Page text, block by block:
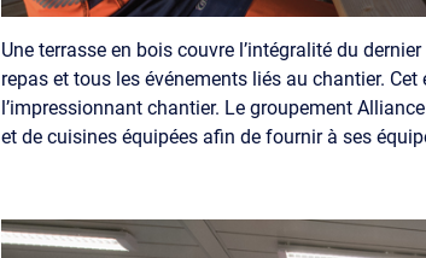
Une terrasse en bois couvre l’intégralité du
repas et tous les événements liés au chantier.
l’impressionnant chantier. Le groupement
et de cuisines équipées afin de fournir à ses